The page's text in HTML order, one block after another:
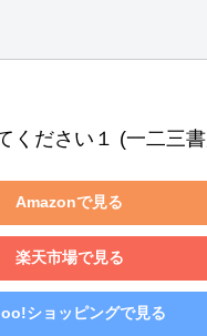
ください１ (一二三
Amazonで見る
楽天市場で見る
ショッピングで見る